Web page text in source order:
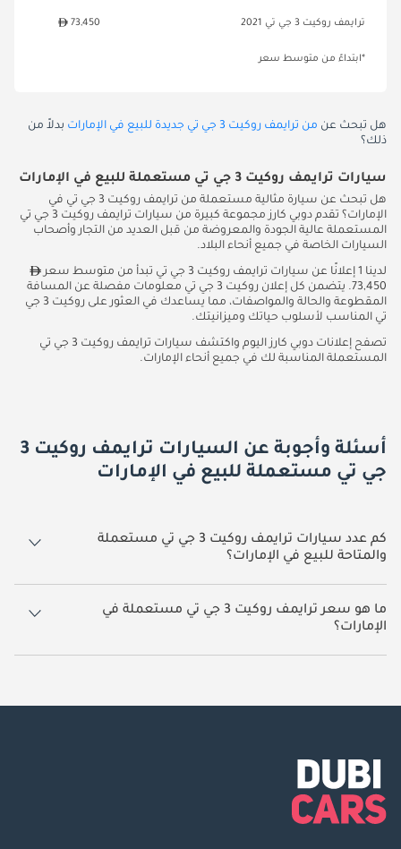
ترايمف روكيت 3 جي تي 2021 73,450
*ابتداءً من متوسط سعر
هل تبحث عن من ترايمف روكيت 3 جي تي جديدة للبيع في الإمارات
بدلاً من
ذلك؟
سيارات ترايمف روكيت 3 جي تي مستعملة للبيع في الإمارات
هل تبحث عن سيارة مثالية مستعملة من ترايمف روكيت 3 جي تي في
الإمارات؟ تقدم دوبي كارز مجموعة كبيرة من سيارات ترايمف روكيت 3 جي تي
المستعملة عالية الجودة والمعروضة من قبل العديد من التجار وأصحاب
السيارات الخاصة في جميع أنحاء البلاد.
لدينا 1 إعلانًا عن سيارات ترايمف روكيت 3 جي تي تبدأ من متوسط سعر
73,450. يتضمن كل إعلان روكيت 3 جي تي معلومات مفصلة عن المسافة
المقطوعة والحالة والمواصفات، مما يساعدك في العثور على روكيت 3 جي
تي المناسب لأسلوب حياتك وميزانيتك.
تصفح إعلانات دوبي كارز اليوم واكتشف سيارات ترايمف روكيت 3 جي تي
المستعملة المناسبة لك في جميع أنحاء الإمارات.
أسئلة وأجوبة عن السيارات ترايمف روكيت 3
جي تي مستعملة للبيع في الإمارات
كم عدد سيارات ترايمف روكيت 3 جي تي مستعملة
والمتاحة للبيع في الإمارات؟
1 سيارة ترايمف روكيت 3 جي تي مستعملة متوفرة للبيع في الإمارات.
ما هو سعر ترايمف روكيت 3 جي تي مستعملة في
الإمارات؟
يبدأ سعر سيارة ترايمف روكيت 3 جي تي مستعملة في الإمارات 73,450.